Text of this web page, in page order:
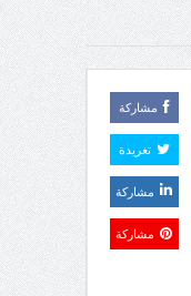
مشاركة
تغريدة
مشاركة
مشاركة